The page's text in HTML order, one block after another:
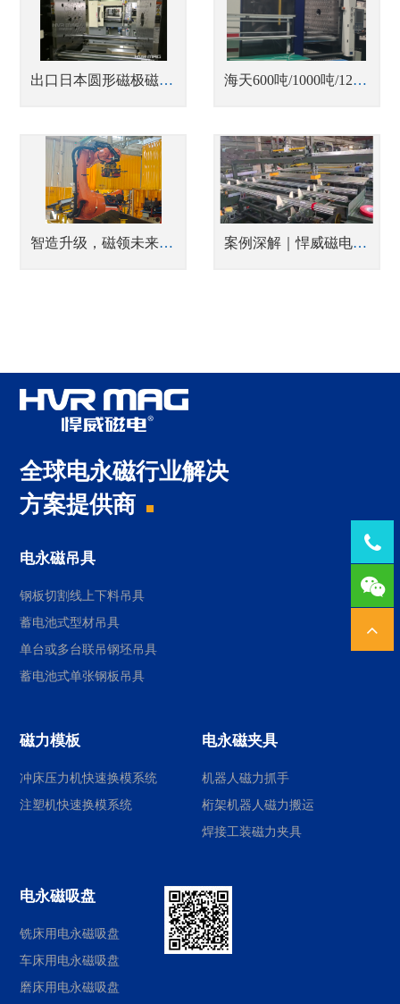
出口日本圆形磁极磁力模板 海天600吨/1000吨/1200吨注塑机磁力快速换模
智造升级，磁领未来 —— 株洲悍威磁电助力安徽合力叉车实现钢板搬运的智能化飞跃 案例深解｜悍威磁电赋能潍坊亿斯特，攻克薄壁钢管“5秒极速码垛”零掉件难题
全球电永磁行业解决
方案提供商
电永磁吊具
钢板切割线上下料吊具
蓄电池式型材吊具
单台或多台联吊钢坯吊具
蓄电池式单张钢板吊具
磁力模板
冲床压力机快速换模系统
注塑机快速换模系统
电永磁夹具
机器人磁力抓手
桁架机器人磁力搬运
焊接工装磁力夹具
电永磁吸盘
铣床用电永磁吸盘
车床用电永磁吸盘
磨床用电永磁吸盘
Tel：